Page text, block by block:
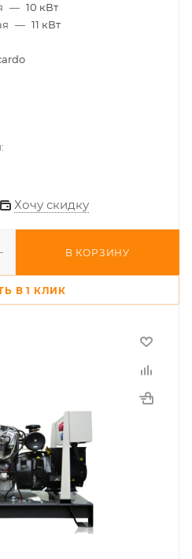
— 10 кВт
— 11 кВт
Хочу скидку
В КОРЗИНУ
В 1 КЛИК